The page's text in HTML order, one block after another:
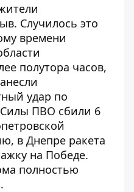
. Случилось это
времени
полутора часов,
удар по
Силы ПВО сбили 6
в Днепре ракета
на Победе.
полностью